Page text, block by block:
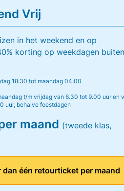
Vrij
in het weekend en op
korting op weekdagen
18:30 tot maandag 04:00
t/m vrijdag van 6.30 tot 9.00 uur en
uur, behalve feestdagen
maand (tweede klas,
één retourticket per maand